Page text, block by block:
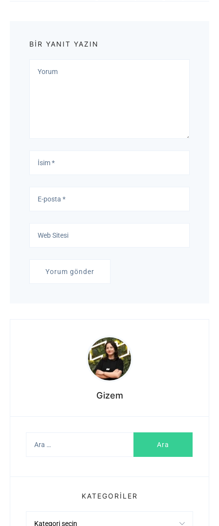
BIR YANIT YAZIN
Gizem
KATEGORILER